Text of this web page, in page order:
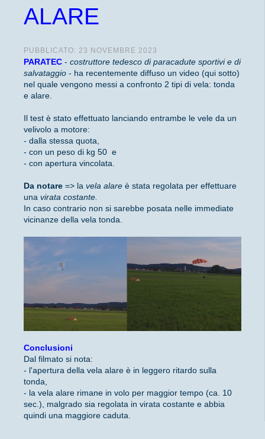
ALARE
PUBBLICATO: 23 NOVEMBRE 2023
PARATEC - costruttore tedesco di paracadute sportivi e di
salvataggio - ha recentemente diffuso un video (qui sotto)
nel quale vengono messi a confronto 2 tipi di vela: tonda
e alare.
Il test è stato effettuato lanciando entrambe le vele da un
velivolo a motore:
- dalla stessa quota,
- con un peso di kg 50 e
- con apertura vincolata.
Da notare => la vela alare è stata regolata per effettuare
una virata costante.
In caso contrario non si sarebbe posata nelle immediate
vicinanze della vela tonda.
Conclusioni
Dal filmato si nota:
- l'apertura della vela alare è in leggero ritardo sulla
tonda,
- la vela alare rimane in volo per maggior tempo (ca. 10
sec.), malgrado sia regolata in virata costante e abbia
quindi una maggiore caduta.